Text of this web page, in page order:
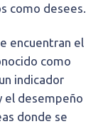
como desees.
encuentran el
como
indicador
el desempeño
donde se